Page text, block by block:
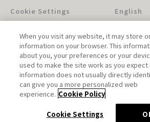
Cookie Settings
English
このホームページに掲載されている著作物の無断
When you visit any website, it may store
information on your browser. This
about you, your preferences or your
used to make the site work as you expect
information does not usually directly
can give you a more personalized web
experience. Cookie Policy
Cookie Settings